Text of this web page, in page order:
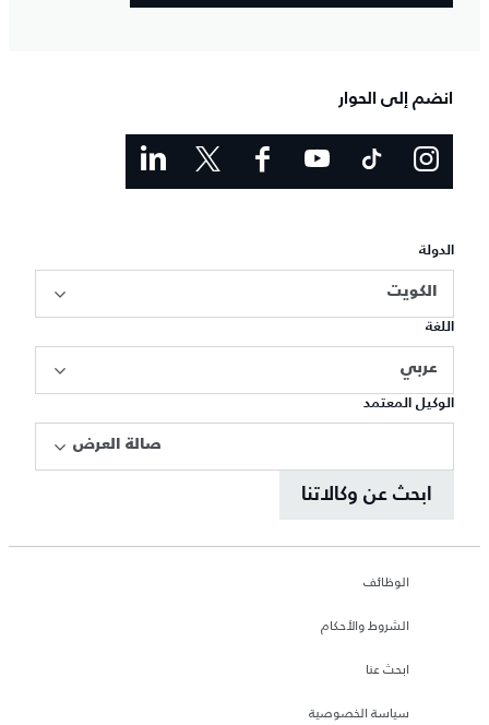
انضم إلى الحوار
الدولة
الكويت
اللغة
عربي
الوكيل المعتمد
صالة العرض
ابحث عن وكالاتنا
الوظائف
الشروط والأحكام
ابحث عنا
سياسة الخصوصية